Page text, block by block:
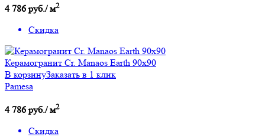
4 786 руб./ м2
Скидка
Керамогранит Cr. Manaos Earth 90х90
В корзинуЗаказать в 1 клик
Pamesa
4 786 руб./ м2
Скидка